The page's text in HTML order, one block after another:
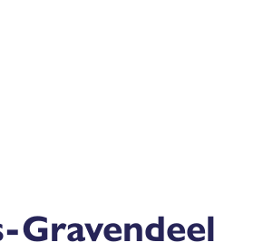
Gravendeel